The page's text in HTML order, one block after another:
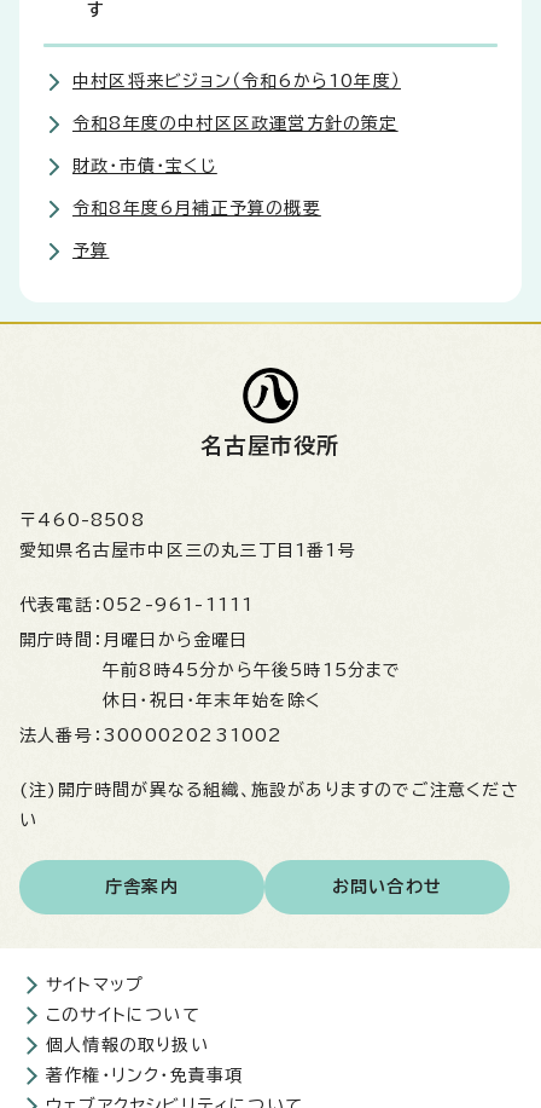
す
中村区将来ビジョン（令和6から10年度）
令和8年度の中村区区政運営方針の策定
財政・市債・宝くじ
令和8年度6月補正予算の概要
予算
名古屋市役所
〒460-8508
愛知県名古屋市中区三の丸三丁目1番1号
代表電話： 052-961-1111
開庁時間： 月曜日から金曜日
午前8時45分から午後5時15分まで
休日・祝日・年末年始を除く
法人番号： 3000020231002
(注)開庁時間が異なる組織、施設がありますのでご注意くださ
い
庁舎案内 お問い合わせ
サイトマップ
このサイトについて
個人情報の取り扱い
著作権・リンク・免責事項